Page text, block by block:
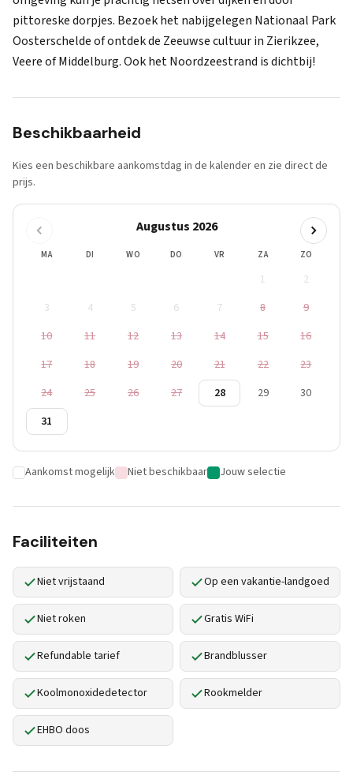
pittoreske dorpjes. Bezoek het nabijgelegen Nationaal Park
Oosterschelde of ontdek de Zeeuwse cultuur in Zierikzee,
Veere of Middelburg. Ook het Noordzeestrand is dichtbij!
Beschikbaarheid
Kies een beschikbare aankomstdag in de kalender en zie direct de
prijs.
Augustus 2026
MA DI WO DO VR ZA ZO
1
2
3
4 5 6 7 8
9
10
11 12 13 14 15
16
17
18 19 20 21 22
23
24
25 26 27 28 29
30
31
Aankomst mogelijk Niet beschikbaar Jouw selectie
Faciliteiten
Niet vrijstaand Op een vakantie-landgoed
Niet roken Gratis WiFi
Refundable tarief Brandblusser
Koolmonoxidedetector Rookmelder
EHBO doos